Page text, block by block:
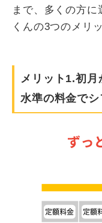
まで、多くの方
くんの3つのメリ
メリット1.初月
水準の料金でシ